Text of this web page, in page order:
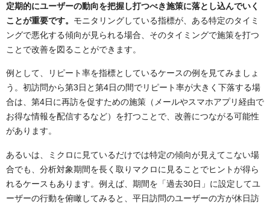
定期的にユーザーの動向を把握し打つべき施策に落とし込んでいく
ことが重要です。 モニタリングしている指標が、ある特定のタイミ
ングで悪化する傾向が見られる場合、そのタイミングで施策を打つ
ことで改善を図ることができます。
例として、リピート率を指標としているケースの例を見てみましょ
う。初訪問から第3日と第4日の間でリピート率が大きく下落する場
合は、第4日に再訪を促すための施策（メールやスマホアプリ経由で
お得な情報を配信するなど）を打つことで、改善につながる可能性
があります。
あるいは、ミクロに見ているだけでは特定の傾向が見えてこない場
合でも、分析対象期間を長く取りマクロに見ることでヒントが得ら
れるケースもあります。例えば、期間を「過去30日」に設定してユ
ーザーの行動を俯瞰してみると、平日訪問のユーザーの方が休日訪